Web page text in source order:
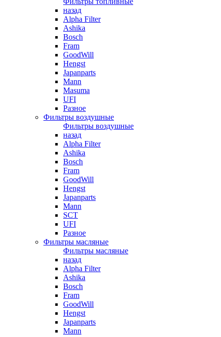
назад
Alpha Filter
Ashika
Bosch
Fram
GoodWill
Hengst
Japanparts
Mann
Masuma
UFI
Разное
Фильтры воздушные
Фильтры воздушные
назад
Alpha Filter
Ashika
Bosch
Fram
GoodWill
Hengst
Japanparts
Mann
SCT
UFI
Разное
Фильтры масляные
Фильтры масляные
назад
Alpha Filter
Ashika
Bosch
Fram
GoodWill
Hengst
Japanparts
Mann